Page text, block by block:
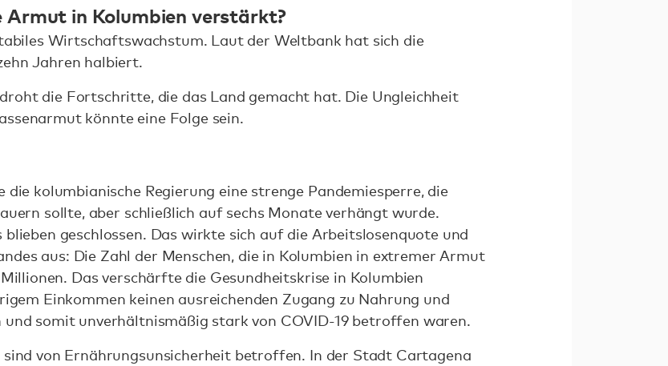
Armut in Kolumbien verstärkt?
Wirtschaftswachstum. Laut der Weltbank hat sich die
Jahren halbiert.
die Fortschritte, die das Land gemacht hat. Die Ungleichheit
könnte eine Folge sein.
kolumbianische Regierung eine strenge Pandemiesperre, die
sollte, aber schließlich auf sechs Monate verhängt wurde.
geschlossen. Das wirkte sich auf die Arbeitslosenquote und
aus: Die Zahl der Menschen, die in Kolumbien in extremer Armut
Das verschärfte die Gesundheitskrise in Kolumbien
Einkommen keinen ausreichenden Zugang zu Nahrung und
somit unverhältnismäßig stark von COVID-19 betroffen waren.
von Ernährungsunsicherheit betroffen. In der Stadt Cartagena